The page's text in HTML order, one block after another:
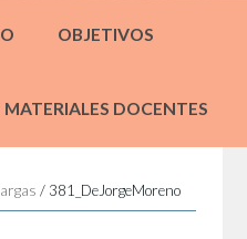
OBJETIVOS
MATERIALES DOCENTES
/ 381_DeJorgeMoreno